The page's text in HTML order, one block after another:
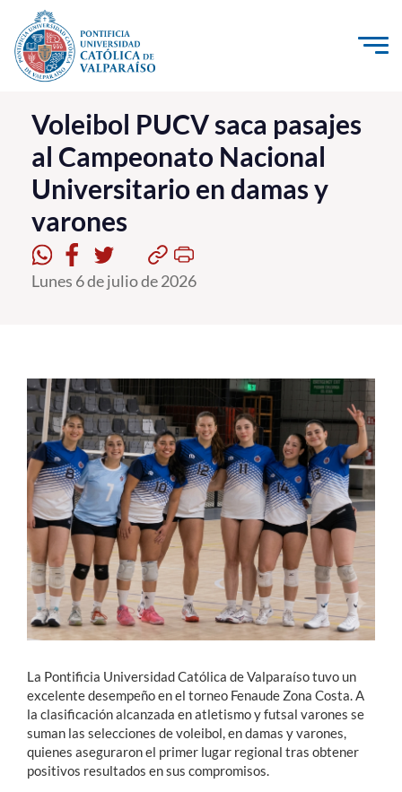
Click acá para ir directamente al contenido
La Universidad
Investigación, Creación e Innovación
PUCV Internacional
Vinculación con el Medio
Admisión
Formación Continua
Estudiantes
Académicos
Funcionarios
Alumni
English
Voleibol PUCV saca pasajes
al Campeonato Nacional
Universitario en damas y
varones
Lunes 6 de julio de 2026
La Pontificia Universidad Católica de Valparaíso tuvo un
excelente desempeño en el torneo Fenaude Zona Costa. A
la clasificación alcanzada en atletismo y futsal varones se
suman las selecciones de voleibol, en damas y varones,
quienes aseguraron el primer lugar regional tras obtener
positivos resultados en sus compromisos.